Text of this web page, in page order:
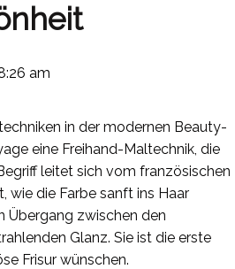
am
in der modernen Beauty-
eine Freihand-Maltechnik, die
leitet sich vom französischen
wie die Farbe sanft ins Haar
Übergang zwischen den
Glanz. Sie ist die erste
Frisur wünschen.